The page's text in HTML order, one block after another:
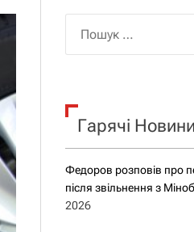
к
Гарячі Новини
Федоров розповів про
після звільнення з
2026